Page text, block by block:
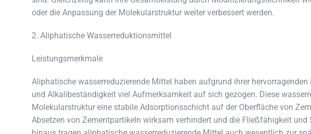
oder die Anpassung der Molekularstruktur weiter verbessert werden.
2. Aliphatische Wasserreduktionsmittel
Leistungsmerkmale
Aliphatische wasserreduzierende Mittel haben aufgrund ihrer
und Alkalibeständigkeit viel Aufmerksamkeit auf sich gezogen. Diese
Molekularstruktur eine stabile Adsorptionsschicht auf der Oberfläche von
Absetzen von Zementpartikeln wirksam verhindert und die Fließfähigkeit